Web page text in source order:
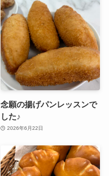
念願の揚げパンレッスンで
した♪
2026年6月22日